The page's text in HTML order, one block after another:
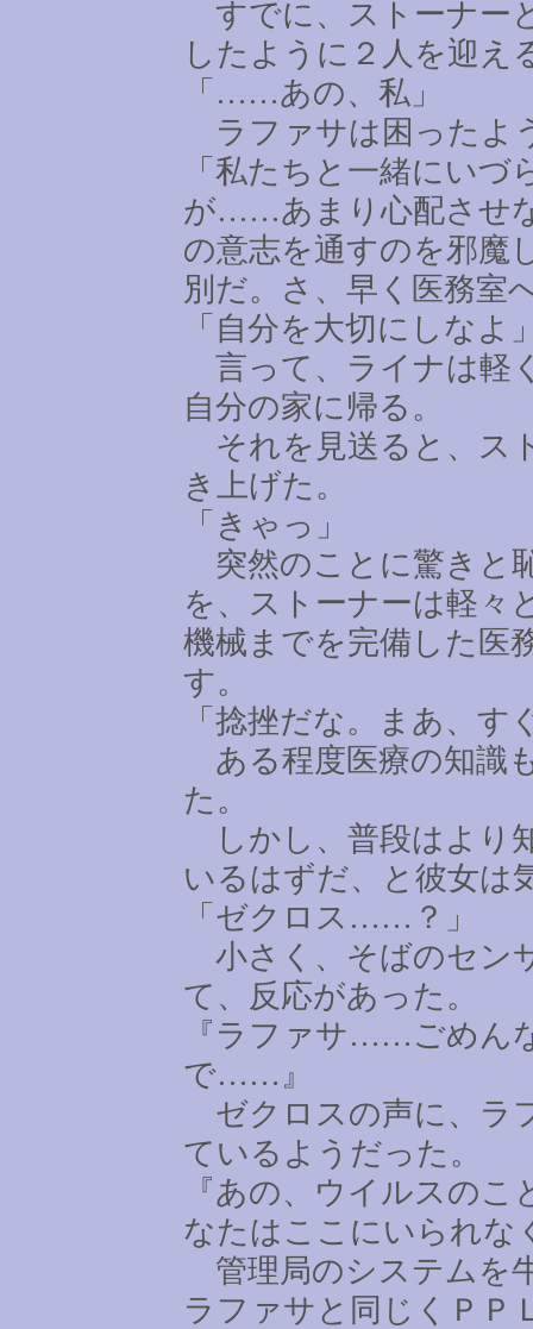
すでに、ストーナー
したように２人を迎え
「 ……あの、私」
ラファサは困ったよ
「私たちと一緒にい
が……あまり心配させ
の意志を通すのを邪魔
別だ。さ、早く医務室
「自分を大切にしなよ
言って、ライナは軽
自分の家に帰る。
それを見送ると、ス
き上げた。
「きゃっ」
突然のことに驚きと
を、ストーナーは軽々
機械までを完備した医
す。
「捻挫だな。まあ、す
ある程度医療の知識
た。
しかし、普段はより
いるはずだ、と彼女は
「ゼクロス …… ？」
小さく、そばのセン
て、反応があった。
『ラファサ…… ごめん
で…… 』
ゼクロスの声に、ラ
ているようだった。
『あの、ウイルスのこ
なたはここにいられな
管理局のシステムを
ラファサと同じくＰＰ